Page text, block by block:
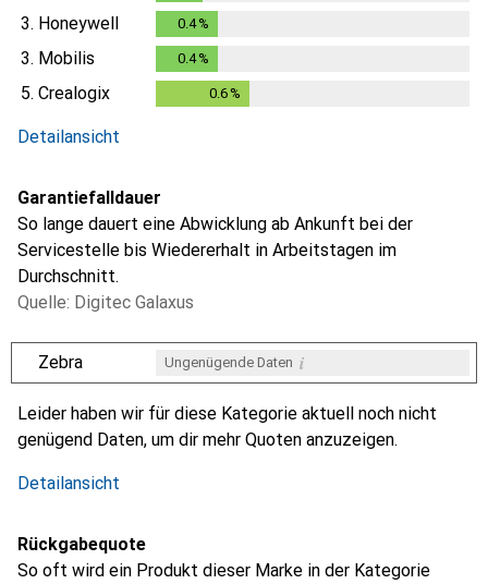
0.3%
3. Honeywell 0.4%
3. Mobilis 0.4%
5. Crealogix 0.6 %
Detailansicht
Garantiefalldauer
So lange dauert eine Abwicklung ab Ankunft bei der
Servicestelle bis Wiedererhalt in Arbeitstagen im
Durchschnitt.
Quelle: Digitec Galaxus
Zebra Ungenügende Daten i
iiii
Leider haben wir für diese Kategorie aktuell noch nicht
genügend Daten, um dir mehr Quoten anzuzeigen.
Detailansicht
Rückgabequote
So oft wird ein Produkt dieser Marke in der Kategorie